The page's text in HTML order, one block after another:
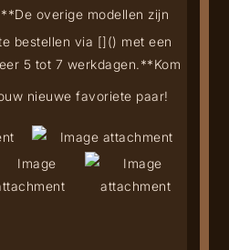
overige modellen zijn
bestellen via []() met een
5 tot 7 werkdagen.**Kom
nieuwe favoriete paar!